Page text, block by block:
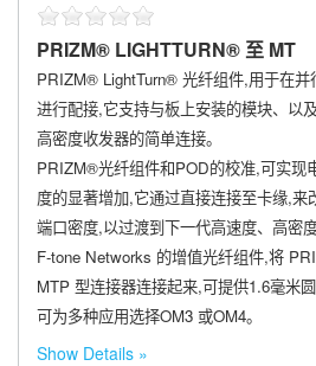
PRIZM® LIGHTTURN® 至 MT
PRIZM® LightTurn® 光纤组件,用于在并
进行配接,它支持与板上安装的模块、以
高密度收发器的简单连接。
PRIZM®光纤组件和POD的校准,可实现
度的显著增加,它通过直接连接至卡缘,来
端口密度,以过渡到下一代高速度、高密度
F-tone Networks 的增值光纤组件,将
MTP 型连接器连接起来,可提供1.6毫米
可为多种应用选择OM3 或OM4。
Show Details